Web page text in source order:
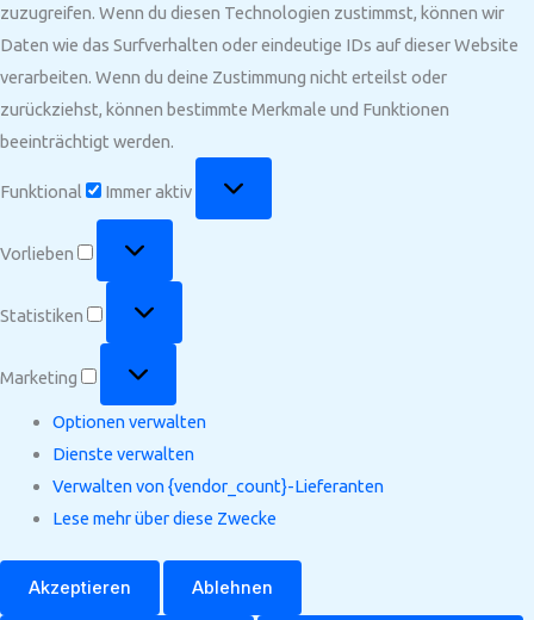
zuzugreifen. Wenn du diesen Technologien zustimmst, können wir
Daten wie das Surfverhalten oder eindeutige IDs auf dieser Website
verarbeiten. Wenn du deine Zustimmung nicht erteilst oder
zurückziehst, können bestimmte Merkmale und Funktionen
beeinträchtigt werden.
Funktional
Immer aktiv
Vorlieben
Statistiken
Marketing
Optionen verwalten
Dienste verwalten
Verwalten von {vendor_count}-Lieferanten
Lese mehr über diese Zwecke
Akzeptieren Ablehnen